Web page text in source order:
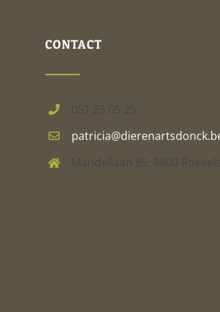
CONTACT
051 25 05 25
Mandellaan 85, 8800